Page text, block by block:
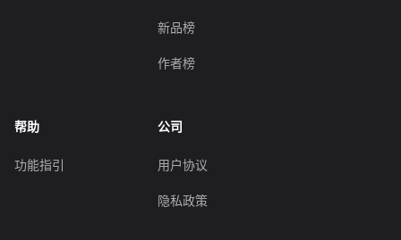
新品榜
作者榜
帮助
功能指引
公司
用户协议
隐私政策